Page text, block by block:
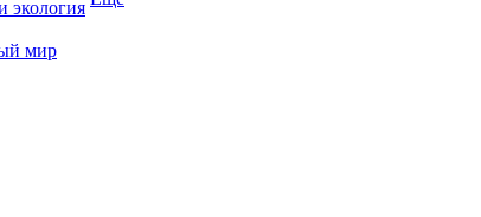
экология
мир